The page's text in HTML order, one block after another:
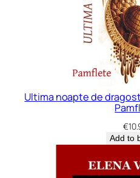
Ultima noapte de
€
Add to